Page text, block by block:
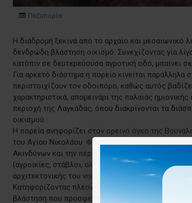
Πεζοπορία
Η διαδρομή ξεκινά από το αρχαίο και μεσαιωνικό
δενδρώδη βλάστηση οικισμό. Συνεχίζοντας για
κατόπιν σε δευτερεύουσα αγροτική οδό, μπαίνει
Για αρκετό διάστημα η πορεία κινείται
περιστοιχίζουν τον οδοιπόρο, καθώς αυτός
χαρακτηριστικά, απομεινάρι της παλαιάς
περιοχή της Λαγκάδας, όπου διακρίνονται τα
οικισμού.
Η πορεία ανηφορίζει στον ορεινό όγκο της
του Αγίου Νικολάου. Φθάνοντας στο ψηλότερο
Ακινδύνων και την περιοχή της Λαγκάδας είναι
(αγροικίες, στάβλοι, αλώνια κλπ.) συγκροτούν εδώ
αρχιτεκτονικής του νησιού.
Κατηφορίζοντας πλέον με θέα τις Λεύκες, ο
βλάστηση που προσφέρει τη πολυπόθητη σκιά. Το